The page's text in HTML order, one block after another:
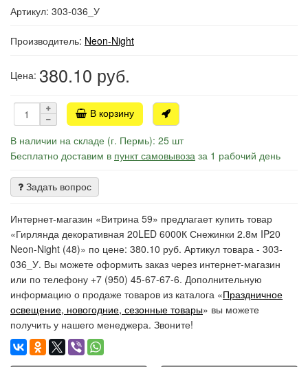
Артикул: 303-036_У
Производитель: Neon-Night
Цена: 380.10 руб.
В корзину
В наличии на складе (г. Пермь): 25 шт
Бесплатно доставим в пункт самовывоза за 1 рабочий день
Задать вопрос
Интернет-магазин «Витрина 59» предлагает купить товар
«Гирлянда декоративная 20LED 6000К Снежинки 2.8м IP20
Neon-Night (48)» по цене: 380.10 руб. Артикул товара - 303-
036_У. Вы можете оформить заказ через интернет-магазин
или по телефону +7 (950) 45-67-67-6. Дополнительную
информацию о продаже товаров из каталога «Праздничное
освещение, новогодние, сезонные товары» вы можете
получить у нашего менеджера. Звоните!